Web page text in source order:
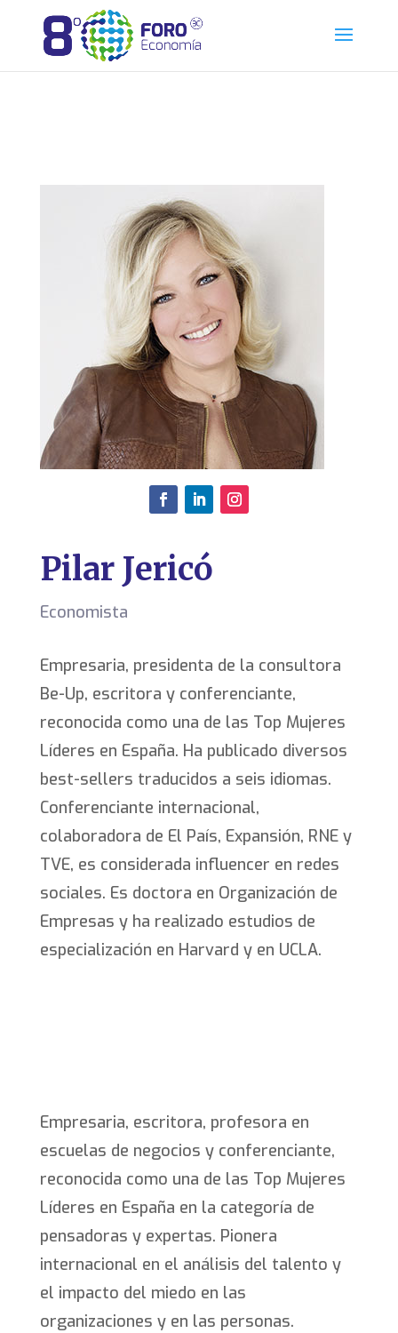
Pilar Jericó
Economista
Empresaria, presidenta de la consultora
Be-Up, escritora y conferenciante,
reconocida como una de las Top Mujeres
Líderes en España. Ha publicado diversos
best-sellers traducidos a seis idiomas.
Conferenciante internacional,
colaboradora de El País, Expansión, RNE y
TVE, es considerada influencer en redes
sociales. Es doctora en Organización de
Empresas y ha realizado estudios de
especialización en Harvard y en UCLA.
Empresaria, escritora, profesora en
escuelas de negocios y conferenciante,
reconocida como una de las Top Mujeres
Líderes en España en la categoría de
pensadoras y expertas. Pionera
internacional en el análisis del talento y
el impacto del miedo en las
organizaciones y en las personas.